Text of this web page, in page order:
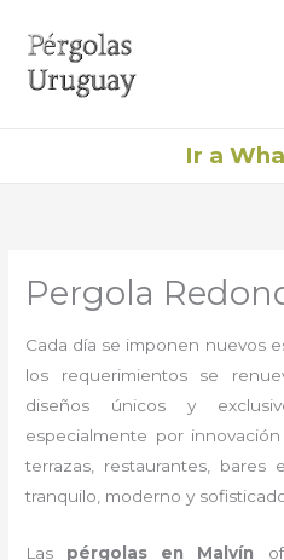
contenido
Ir a
Pergola
Cada día se imponen nuevos
los requerimientos se
diseños únicos y
especialmente por
terrazas, restaurantes,
tranquilo, moderno y
Las pérgolas en Malvín